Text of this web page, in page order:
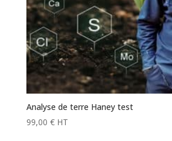
Analyse de terre Haney test
99,00 € HT